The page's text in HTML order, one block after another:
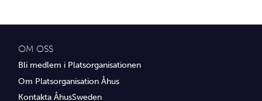
Övrig service
OM OSS
Bli medlem i Platsorganisationen
Om Platsorganisation Åhus
Kontakta ÅhusSweden